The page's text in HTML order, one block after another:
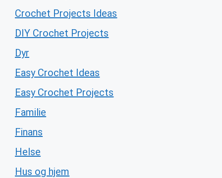
Crochet Projects Ideas
DIY Crochet Projects
Dyr
Easy Crochet Ideas
Easy Crochet Projects
Familie
Finans
Helse
Hus og hjem